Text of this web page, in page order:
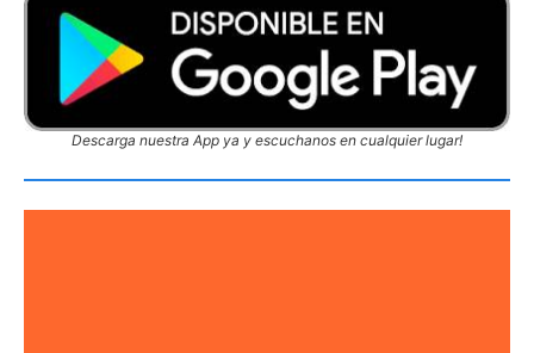
Descarga nuestra App ya y escuchanos en cualquier lugar!